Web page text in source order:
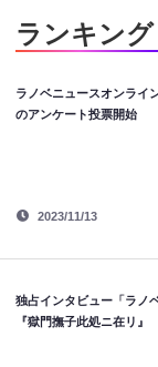
ランキング
ラノベニュースオンライ
のアンケート投票開始
2023/11/13
独占インタビュー「ラ
『獄門撫子此処ニ在リ』